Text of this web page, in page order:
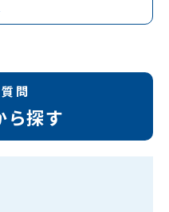
問
ら探す